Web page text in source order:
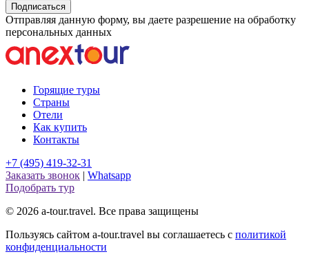
Подписаться
Отправляя данную форму, вы даете разрешение на обработку
персональных данных
Горящие туры
Страны
Отели
Как купить
Контакты
+7 (495) 419-32-31
Заказать звонок | Whatsapp
Подобрать тур
© 2026 a-tour.travel. Все права защищены
Пользуясь сайтом a-tour.travel вы соглашаетесь с политикой
конфиденциальности